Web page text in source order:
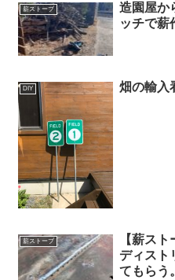
薪ストーブ
造園屋か
ッチで薪
DIY 畑の輸入
薪ストーブ
【薪ス
ディスト
てもらう